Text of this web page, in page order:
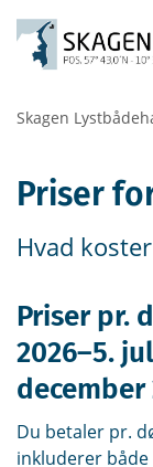
Skagen
Priser
Hvad
Priser pr.
2026–5.
december
Du betaler pr.
inkluderer både